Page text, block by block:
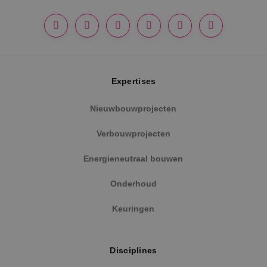
Expertises
Nieuwbouwprojecten
Verbouwprojecten
Energieneutraal bouwen
Onderhoud
Keuringen
Disciplines
Naam
Aanbieder/ Domein
PHPSESSID
PHP.net
Google Privacy Policy